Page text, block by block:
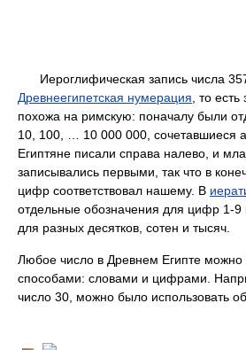
Иероглифическая запись числа
Древнеегипетская нумерация, то
похожа на римскую: поначалу были
10, 100, … 10 000 000, сочетавшиеся
Египтяне писали справа налево, и
записывались первыми, так что в
цифр соответствовал нашему. В
отдельные обозначения для цифр 1-9
для разных десятков, сотен и тысяч.
Любое число в Древнем Египте можно
способами: словами и цифрами.
число 30, можно было использовать